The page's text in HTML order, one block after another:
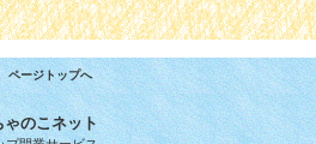
ページトップへ
ゃのこネット